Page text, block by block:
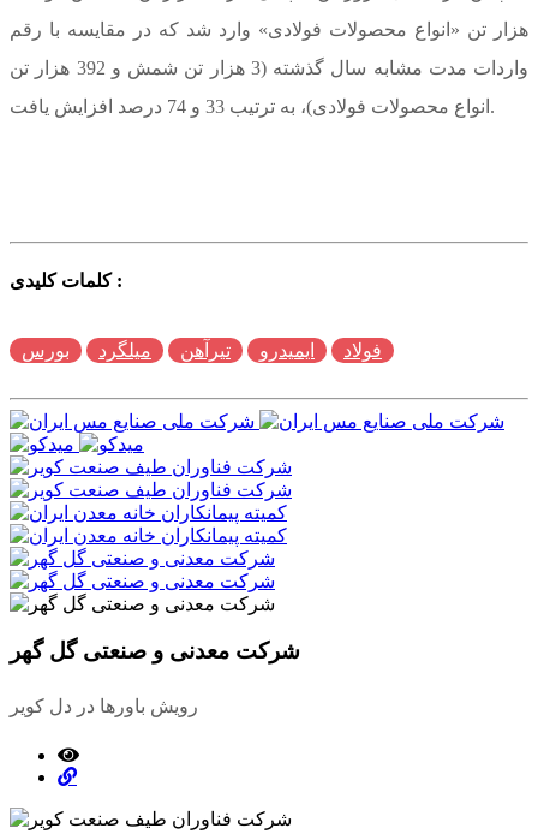
هزار تن «انواع محصولات فولادی» وارد شد که در مقایسه با رقم
واردات مدت مشابه سال گذشته (3 هزار تن شمش و 392 هزار تن
انواع محصولات فولادی)، به ترتیب 33 و 74 درصد افزایش یافت.
کلمات کلیدی :
فولاد ایمیدرو تیرآهن میلگرد بورس
شرکت معدنی و صنعتی گل گهر
رویش باورها در دل کویر